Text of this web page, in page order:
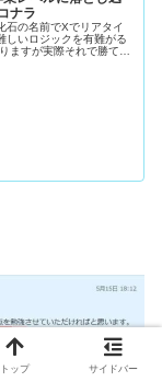
ナラ
石の名前でXでリアタイ
しいロジックを有難がる
ますが実際それで勝てて
トップ サイドバー